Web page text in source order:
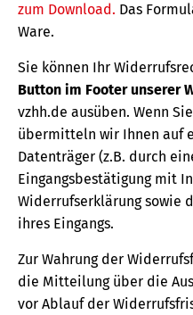
zum Download. Das
Ware.
Sie können Ihr
Button im Footer unserer
vzhh.de ausüben. Wenn
übermitteln wir Ihnen auf
Datenträger (z.B. durch
Eingangsbestätigung mit
Widerrufserklärung sowie
ihres Eingangs.
Zur Wahrung der
die Mitteilung über die
vor Ablauf der